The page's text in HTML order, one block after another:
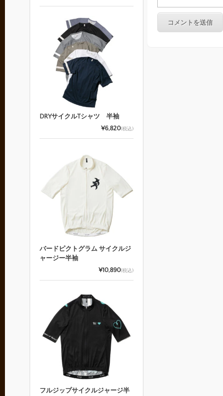
DRYサイクルTシャツ 半袖
¥6,820(税込)
バードピクトグラム サイクルジ
ャージー半袖
¥10,890(税込)
フルジップサイクルジャージ半